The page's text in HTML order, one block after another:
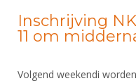
Inschrijving
11 om
Volgend weekendi